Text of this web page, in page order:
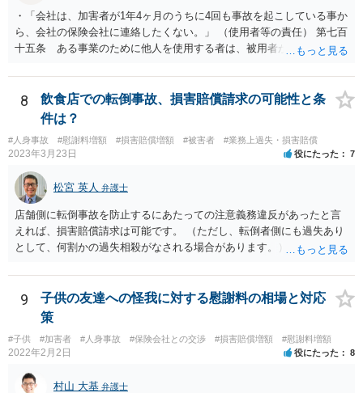
・「会社は、加害者が1年4ヶ月のうちに4回も事故を起こしている事か
ら、会社の保険会社に連絡したくない。」 （使用者等の責任） 第七百
十五条 ある事業のために他人を使用する者は、被用者がその事業の
用者が被用者の選任及びその事業の監督について相当の注意をしたと
き、又は相当の注意をしても損害が生ずべきであったときは、この限
りでない。 会社側の言い分に付き合わず、会社側への請求をお考えな
さったほうがよろしいかもしれません。加害ドライバーの任意保険が
本件に使えるか、使おうとするかが定かではありませんので。「1年4
ヶ月のうちに4回も事故」の事実は、会社から加害ドライバーへの責任
転嫁のような発言ですが、上記ただし書との関連で言えば、会社側が
「相当の注意」をしていなかった証左でしょう。 今後の対応ですが、
事故証明書を速やかに取得すべきです。 病院で治療を受ける際、第三
者行為による傷病届を出す必要があります。 最終的にどこまで認めら
れるかという問題はありますが、事故後に事故に関連した支出に関し
8
飲食店での転倒事故、損害賠償請求の可能性と条
件は？
#人身事故 #慰謝料増額 #損害賠償増額 #被害者 #業務上過失・損害賠償
2023年3月23日 役にたった 7
松宮 英人 弁護士
店舗側に転倒事故を防止するにあたっての注意義務違反があったと言
えれば、損害賠償請求は可能です。 （ただし、転倒者側にも過失あり
として、何割かの過失相殺がなされる場合があります。） 注意義務違
床材等の性質、清掃により濡れるなどしてどの程度滑りやすくなって
いたか（清掃の仕方）、当日の天候、店内の混雑具合や客の動線、店
員による注意喚起の有無、過去に同様の事故があったか否か…などな
ど、様々な要素を見ていく必要があります。 一度弁護士にご相談され
ることをオススメします。 なお、治療費も損害賠償に含まれますが、
慰謝料など、具体的な損害賠償算定の仕方についても、ご相談なさる
とよいと思います。 お大事になさってください。
9
子供の友達への怪我に対する慰謝料の相場と対応
策
#子供 #加害者 #人身事故 #保険会社との交渉 #損害賠償増額 #慰謝料増額
2022年2月2日 役にたった 8
村山 大基 弁護士